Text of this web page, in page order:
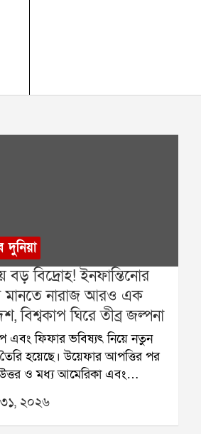
দুনিয়া
বড় বিদ্রোহ! ইনফান্তিনোর
মানতে নারাজ আরও এক
বিশ্বকাপ ঘিরে তীব্র জল্পনা
এবং ফিফার ভবিষ্যৎ নিয়ে নতুন
হয়েছে। উয়েফার আপত্তির পর
ও মধ্য আমেরিকা এবং
অঞ্চলের ফুটবল সংস্থা
ফিফা সভাপতি জিয়ান্নি
প্রস্তাবের বিরোধিতা করেছে।
২০২৬